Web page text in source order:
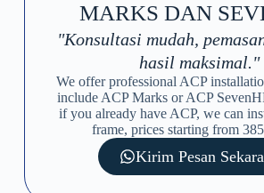
MARKS DAN
"Konsultasi mudah,
hasil maksimal."
We offer professional ACP
include ACP Marks or ACP
if you already have ACP, we can
frame, prices starting from
Kirim Pesan